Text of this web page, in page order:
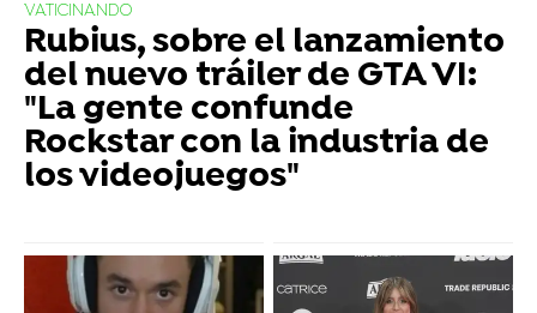
VATICINANDO
Rubius, sobre el lanzamiento
del nuevo tráiler de GTA VI:
"La gente confunde
Rockstar con la industria de
los videojuegos"